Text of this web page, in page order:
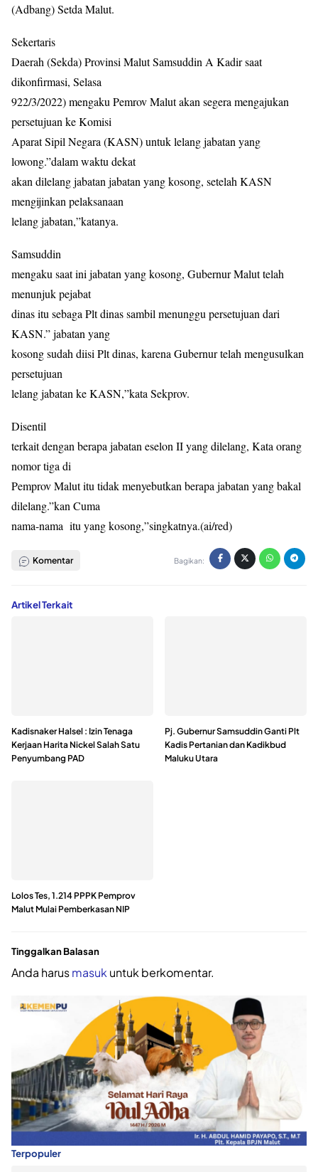
(Adbang) Setda Malut.
Sekertaris
Daerah (Sekda) Provinsi Malut Samsuddin A Kadir saat
dikonfirmasi, Selasa
922/3/2022) mengaku Pemrov Malut akan segera mengajukan
persetujuan ke Komisi
Aparat Sipil Negara (KASN) untuk lelang jabatan yang
lowong.”dalam waktu dekat
akan dilelang jabatan jabatan yang kosong, setelah KASN
mengijinkan pelaksanaan
lelang jabatan,”katanya.
Samsuddin
mengaku saat ini jabatan yang kosong, Gubernur Malut telah
menunjuk pejabat
dinas itu sebaga Plt dinas sambil menunggu persetujuan dari
KASN.” jabatan yang
kosong sudah diisi Plt dinas, karena Gubernur telah mengusulkan
persetujuan
lelang jabatan ke KASN,”kata Sekprov.
Disentil
terkait dengan berapa jabatan eselon II yang dilelang, Kata orang
nomor tiga di
Pemprov Malut itu tidak menyebutkan berapa jabatan yang bakal
dilelang.”kan Cuma
nama-nama itu yang kosong,”singkatnya.(ai/red)
Komentar Bagikan:
Artikel Terkait
Kadisnaker Halsel : Izin Tenaga
Kerjaan Harita Nickel Salah Satu
Penyumbang PAD
Pj. Gubernur Samsuddin Ganti Plt
Kadis Pertanian dan Kadikbud
Maluku Utara
Lolos Tes, 1.214 PPPK Pemprov
Malut Mulai Pemberkasan NIP
Tinggalkan Balasan
Anda harusmasuk untuk berkomentar.
Terpopuler